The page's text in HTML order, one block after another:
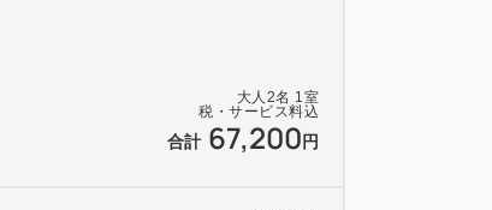
大人 2名 1室
税・サービス料込
合計 67,200 円